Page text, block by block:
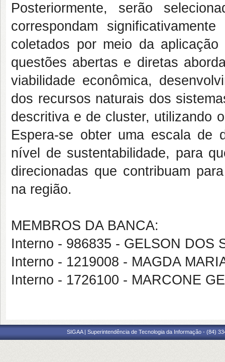
Posteriormente, serão
correspondam
coletados por meio da
questões abertas e diretas
viabilidade econômica,
dos recursos naturais dos
descritiva e de cluster, utilizando
Espera-se obter uma escala de
nível de sustentabilidade, para
direcionadas que contribuam
na região.
MEMBROS DA BANCA:
Interno - 986835 - GELSON DOS
Interno - 1219008 - MAGDA
Interno - 1726100 - MARCONE
SIGAA | Superintendência de Tecnologia da Informação - (84)